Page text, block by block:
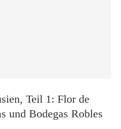
Teil 1: Flor de
und Bodegas Robles